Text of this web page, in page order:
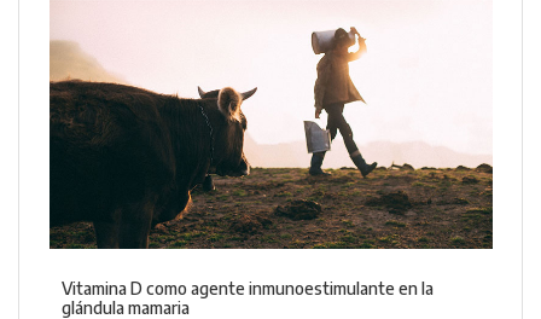
Vitamina D como agente inmunoestimulante en la
glándula mamaria